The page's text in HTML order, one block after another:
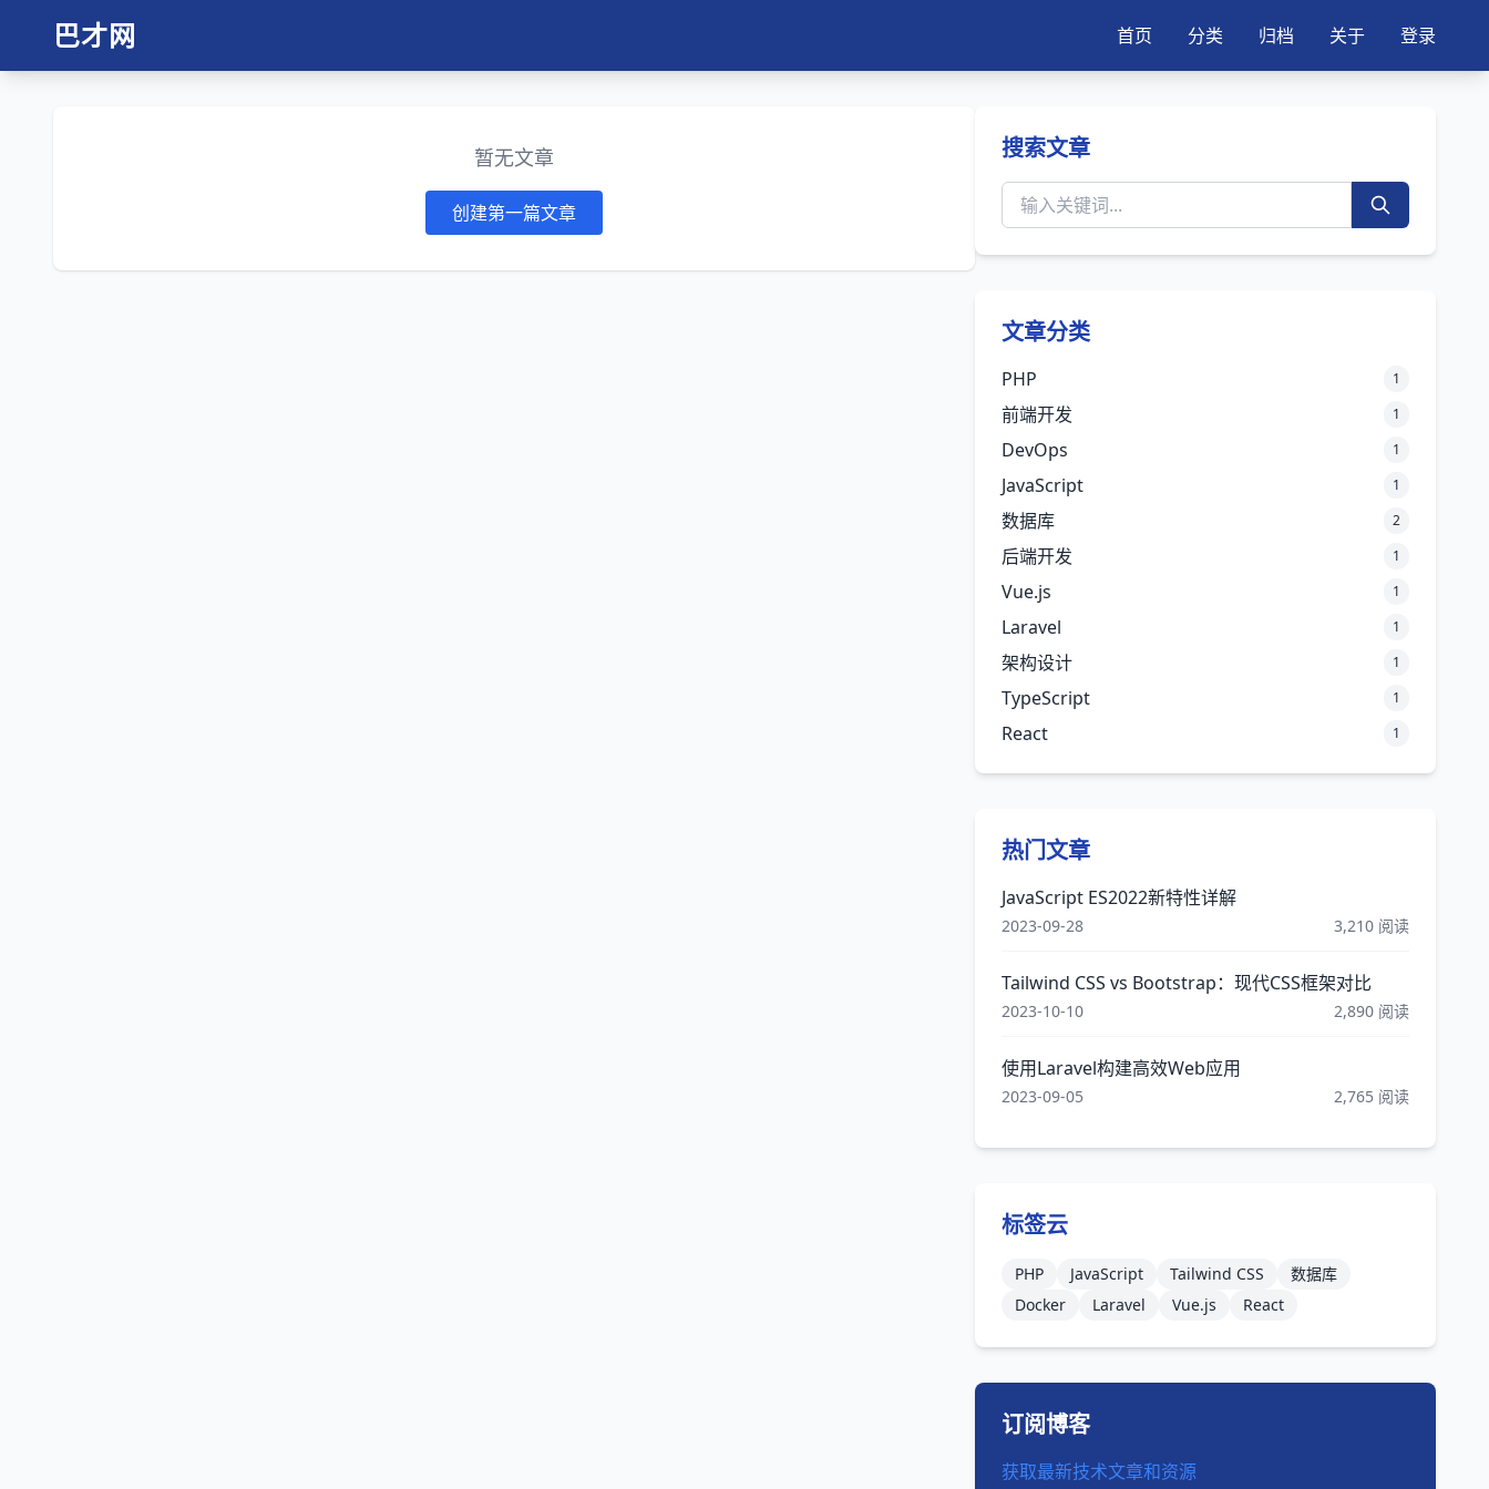
巴才网 首页 分类 归档 关于 登录
暂无文章
创建第一篇文章
搜索文章
文章分类
PHP 1
前端开发 1
DevOps 1
JavaScript 1
数据库 2
后端开发 1
Vue.js 1
Laravel 1
架构设计 1
TypeScript 1
React 1
热门文章
JavaScript ES2022新特性详解
2023-09-28 3,210 阅读
Tailwind CSS vs Bootstrap：现代CSS框架对比
2023-10-10 2,890 阅读
使用Laravel构建高效Web应用
2023-09-05 2,765 阅读
标签云
PHP JavaScript Tailwind CSS
数据库
Docker
Laravel Vue.js React
订阅博客
获取最新技术文章和资源